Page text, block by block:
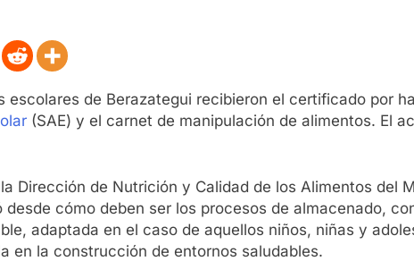
escolares de Berazategui recibieron el certificado por
(SAE) y el carnet de manipulación de alimentos. El
Dirección de Nutrición y Calidad de los Alimentos del
desde cómo deben ser los procesos de almacenado,
adaptada en el caso de aquellos niños, niñas y
en la construcción de entornos saludables.